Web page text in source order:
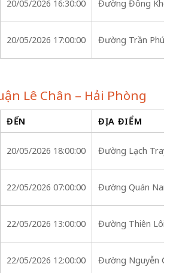
20/05/2026 16:30:00 Đường Đông Khê
20/05/2026 17:00:00 Đường Trần Phú
Lê Chân – Hải Phòng
ĐẾN ĐỊA ĐIỂM
20/05/2026 18:00:00 Đường Lạch Tray
22/05/2026 07:00:00 Đường Quán
22/05/2026 13:00:00 Đường Thiên
22/05/2026 12:00:00 Đường Nguyễn